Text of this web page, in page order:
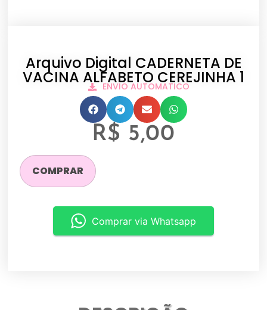
Arquivo Digital CADERNETA DE
VACINA ALFABETO CEREJINHA 1
ENVIO AUTOMATICO
R$ 5,00
COMPRAR
Comprar via Whatsapp